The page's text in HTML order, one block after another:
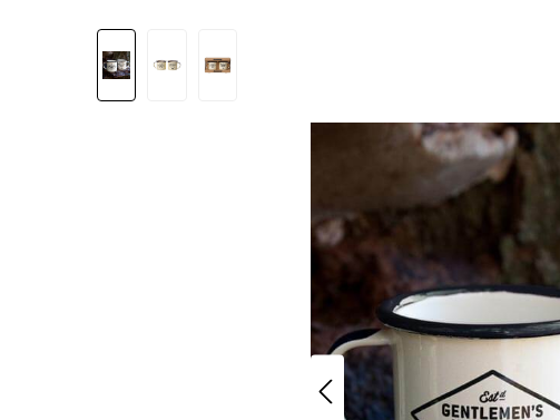
Salta la galleria di immagini